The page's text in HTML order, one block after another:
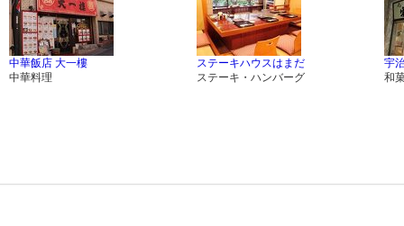
中華飯店 大一樓
中華料理
ステーキハウスはまだ
ステーキ・ハンバーグ
宇
和